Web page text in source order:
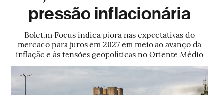
pressão inflacionária
Boletim Focus indica piora nas expectativas do
mercado para juros em 2027 em meio ao avanço da
inflação e às tensões geopolíticas no Oriente Médio